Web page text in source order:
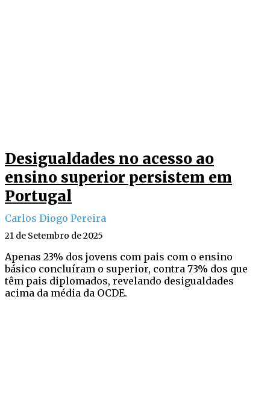
Desigualdades no acesso ao
ensino superior persistem em
Portugal
Carlos Diogo Pereira
21 de Setembro de 2025
Apenas 23% dos jovens com pais com o ensino
básico concluíram o superior, contra 73% dos que
têm pais diplomados, revelando desigualdades
acima da média da OCDE.